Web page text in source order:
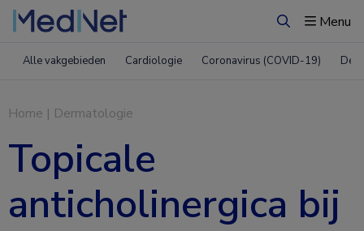
ZoekenMenu
Alle vakgebieden Cardiologie Coronavirus (COVID-19)
Home | Dermatologie
Topicale
anticholinergica bij